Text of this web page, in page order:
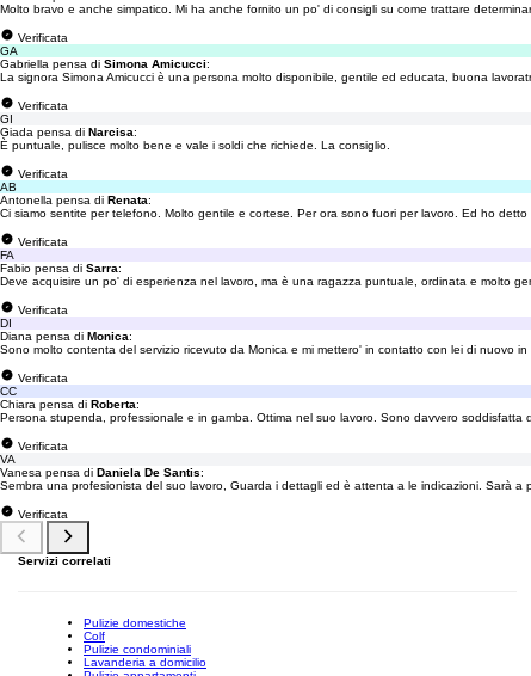
Molto bravo e anche simpatico. Mi ha anche fornito un po' di consigli su come trattare
Verificata
GA
Gabriella pensa di Simona Amicucci:
La signora Simona Amicucci è una persona molto disponibile, gentile ed educata, buona
Verificata
GI
Giada pensa di Narcisa:
È puntuale, pulisce molto bene e vale i soldi che richiede. La consiglio.
Verificata
AB
Antonella pensa di Renata:
Ci siamo sentite per telefono. Molto gentile e cortese. Per ora sono fuori per lavoro. Ed ho
Verificata
FA
Fabio pensa di Sarra:
Deve acquisire un po' di esperienza nel lavoro, ma è una ragazza puntuale, ordinata e molto
Verificata
DI
Diana pensa di Monica:
Sono molto contenta del servizio ricevuto da Monica e mi mettero' in contatto con lei di nuovo
Verificata
CC
Chiara pensa di Roberta:
Persona stupenda, professionale e in gamba. Ottima nel suo lavoro. Sono davvero soddisfatta
Verificata
VA
Vanesa pensa di Daniela De Santis:
Sembra una profesionista del suo lavoro, Guarda i dettagli ed è attenta a le indicazioni. Sarà a
Verificata
Servizi correlati
Pulizie domestiche
Colf
Pulizie condominiali
Lavanderia a domicilio